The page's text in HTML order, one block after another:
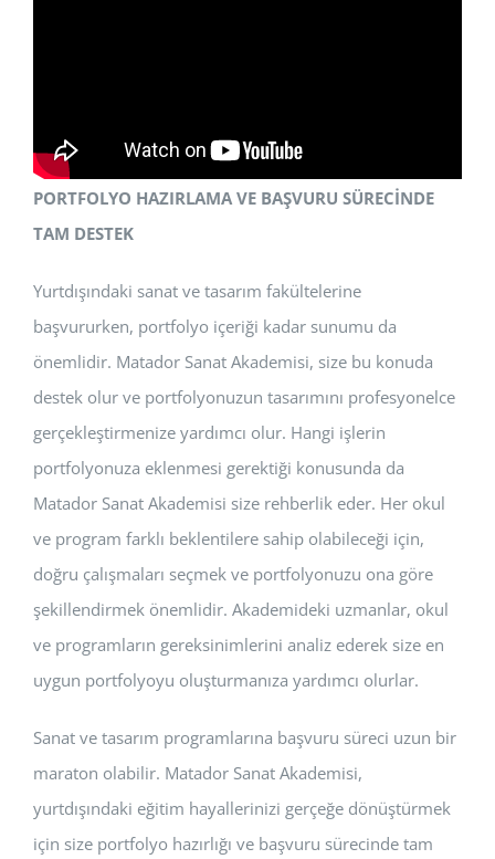
PORTFOLYO HAZIRLAMA VE BAŞVURU SÜRECİNDE
TAM DESTEK
Yurtdışındaki sanat ve tasarım fakültelerine
başvururken, portfolyo içeriği kadar sunumu da
önemlidir. Matador Sanat Akademisi, size bu konuda
destek olur ve portfolyonuzun tasarımını profesyonelce
gerçekleştirmenize yardımcı olur. Hangi işlerin
portfolyonuza eklenmesi gerektiği konusunda da
Matador Sanat Akademisi size rehberlik eder. Her okul
ve program farklı beklentilere sahip olabileceği için,
doğru çalışmaları seçmek ve portfolyonuzu ona göre
şekillendirmek önemlidir. Akademideki uzmanlar, okul
ve programların gereksinimlerini analiz ederek size en
uygun portfolyoyu oluşturmanıza yardımcı olurlar.
Sanat ve tasarım programlarına başvuru süreci uzun bir
maraton olabilir. Matador Sanat Akademisi,
yurtdışındaki eğitim hayallerinizi gerçeğe dönüştürmek
için size portfolyo hazırlığı ve başvuru sürecinde tam